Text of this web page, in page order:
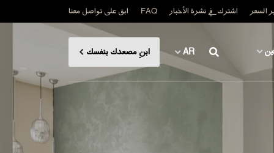
السعر اشترك في نشرة الأخبار FAQ ابق على تواصل معنا
AR ابنِ مصعدك بنفسك